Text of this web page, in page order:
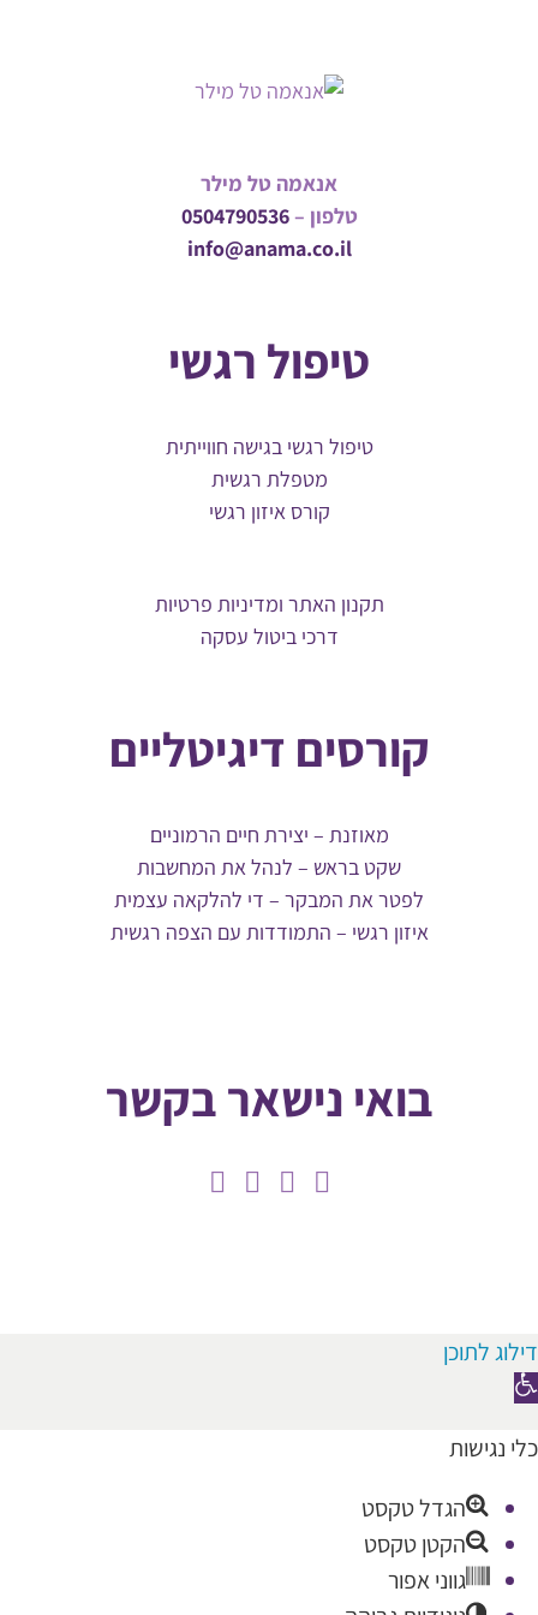
אנאמה טל מילר
טלפון –0504790536
info@anama.co.il
טיפול רגשי
טיפול רגשי בגישה חווייתית
מטפלת רגשית
קורס איזון רגשי
תקנון האתר ומדיניות פרטיות
דרכי ביטול עסקה
קורסים דיגיטליים
מאוזנת – יצירת חיים הרמוניים
שקט בראש – לנהל את המחשבות
לפטר את המבקר – די להלקאה עצמית
איזון רגשי – התמודדות עם הצפה רגשית
בואי נישאר בקשר
דילוג לתוכן
פתח
נגישות
כלי נגישות
הגדל טקסט
הקטן טקסט
גווני אפור